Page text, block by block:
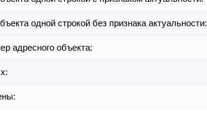
одной строкой без признака актуальности:
адресного объекта: